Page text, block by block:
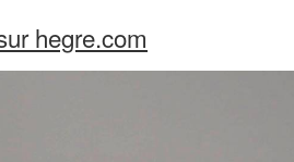
hegre.com